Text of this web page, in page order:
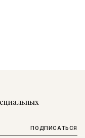
ПОДПИСАТЬСЯ